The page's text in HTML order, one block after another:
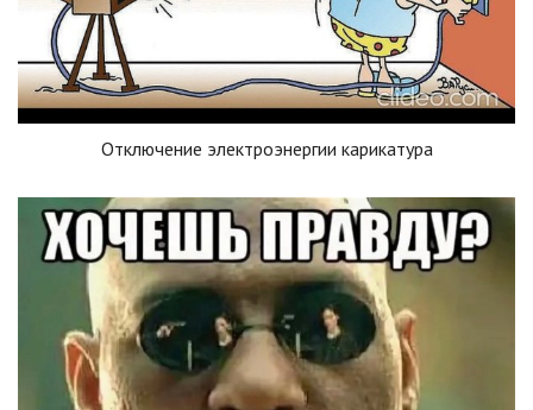
Отключение электроэнергии карикатура